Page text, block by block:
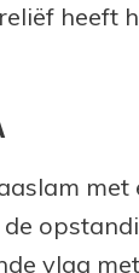
heeft
met
vlag